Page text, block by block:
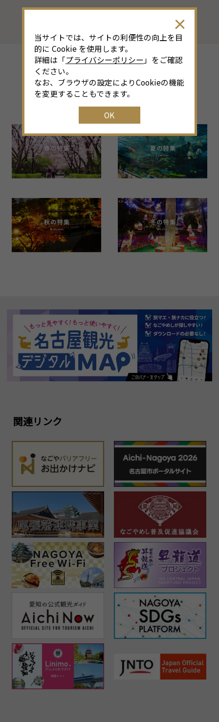
その他のシーズン特集
Back Number
関連リンク
当サイトでは、サイトの利便性の向上を目
的に Cookie を使用します。
詳細は「プライバシーポリシー 」をご確認
ください。
なお、ブラウザの設定によりCookieの機能
を変更することもできます。
OK